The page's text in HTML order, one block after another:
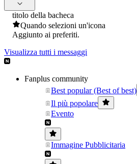
titolo della bacheca
Quando selezioni un'icona
Aggiunto ai preferiti.
Visualizza tutti i messaggi
Fanplus community
Best popular (Best of best)
Il più popolare
Evento
Immagine Pubblicitaria